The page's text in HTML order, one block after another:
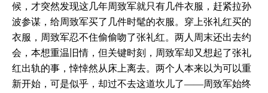
候，才突然发现这几年周致军就只有几件衣服，赶紧拉孙
波参谋，给周致军买了几件时髦的衣服。穿上张礼红买的
衣服，周致军忍不住偷偷吻了张礼红。两人周末还出去约
会，本想重温旧情，但关键时刻，周致军却又想起了张礼
红出轨的事，悻悻然从床上离去。两个人本来以为可以重
新开始，可是似乎，却过不去这道坎儿了——周致军始终